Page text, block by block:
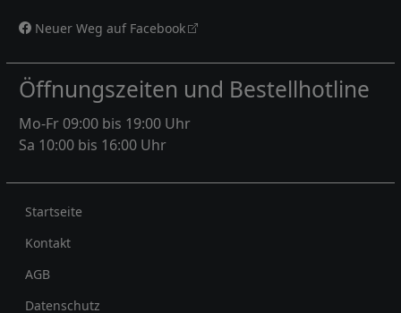
Neuer Weg auf Facebook
Öffnungszeiten und Bestellhotline
Mo-Fr 09:00 bis 19:00 Uhr
Sa 10:00 bis 16:00 Uhr
Rechtliches
Startseite
Kontakt
AGB
Datenschutz